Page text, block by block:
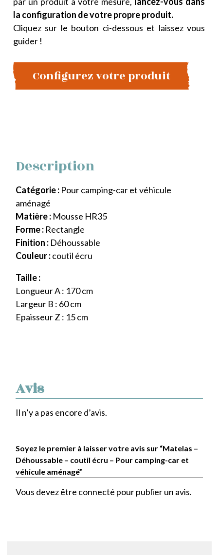
la configuration de votre propre produit.
Cliquez sur le bouton ci-dessous et laissez vous
guider !
Configurez votre produit
Avis
Il n’y a pas encore d’avis.
Soyez le premier à laisser votre avis sur “Matelas –
Déhoussable – coutil écru – Pour camping-car et
véhicule aménagé”
Vous devez être connecté pour publier un avis.
Description
Catégorie : Pour camping-car et véhicule
aménagé
Matière : Mousse HR35
Forme : Rectangle
Finition : Déhoussable
Couleur :coutil écru
Taille :
Longueur A : 170 cm
Largeur B : 60 cm
Epaisseur Z : 15 cm